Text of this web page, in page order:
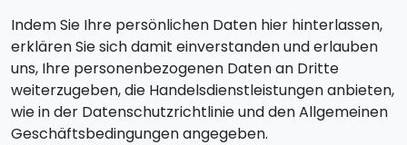
Indem Sie Ihre persönlichen Daten hier hinterlassen,
erklären Sie sich damit einverstanden und erlauben
uns, Ihre personenbezogenen Daten an Dritte
weiterzugeben, die Handelsdienstleistungen anbieten,
wie in der Datenschutzrichtlinie und den Allgemeinen
Geschäftsbedingungen angegeben.